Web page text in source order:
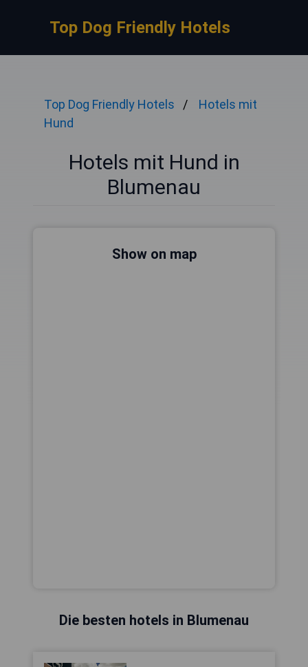
Top Dog Friendly Hotels
Top Dog Friendly Hotels
Hotels mit
Hund
Hotels mit Hund in
Blumenau
Show on map
Die besten hotels in Blumenau